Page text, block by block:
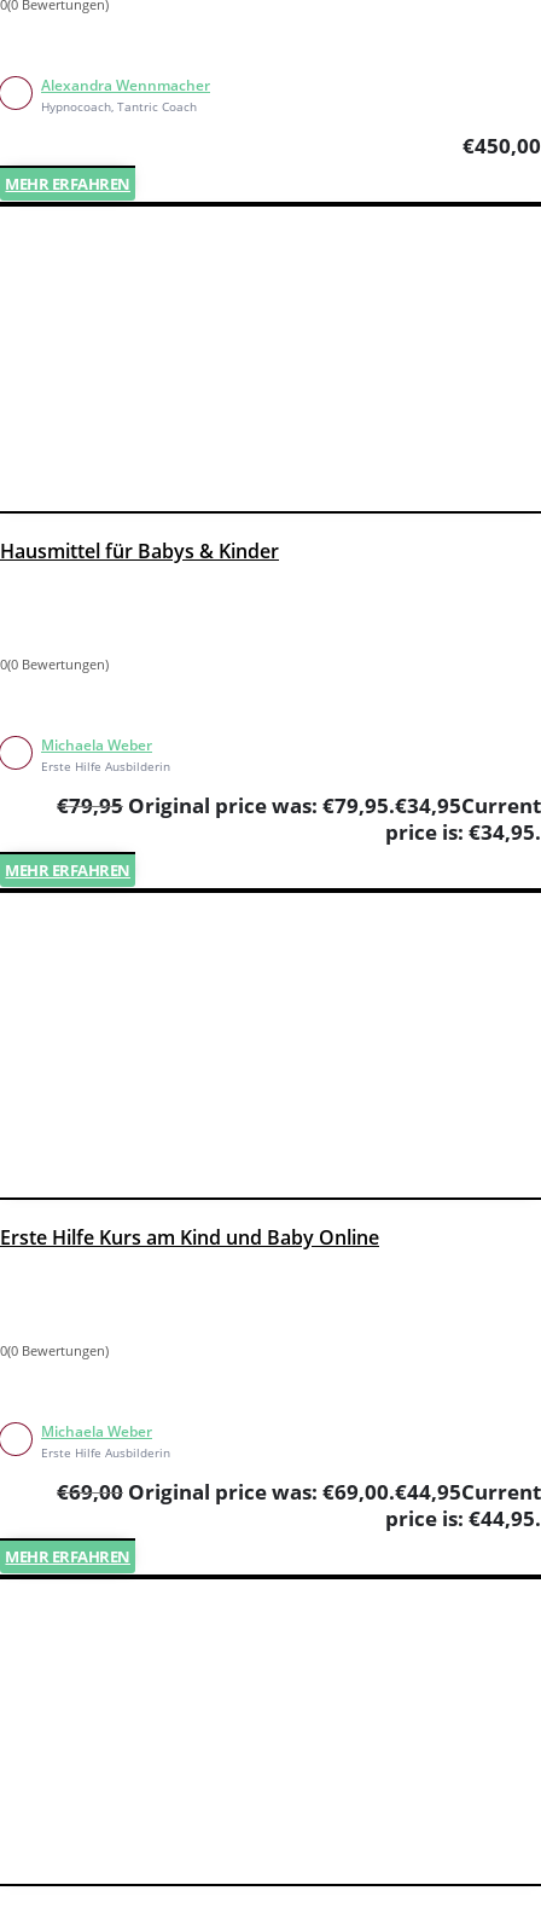
0(0 Bewertungen)
Alexandra Wennmacher
Hypnocoach, Tantric Coach
€450,00
MEHR ERFAHREN
Hausmittel für Babys & Kinder
0(0 Bewertungen)
Michaela Weber
Erste Hilfe Ausbilderin
€79,95 Original price was: €79,95.€34,95Current
price is: €34,95.
MEHR ERFAHREN
Erste Hilfe Kurs am Kind und Baby Online
0(0 Bewertungen)
Michaela Weber
Erste Hilfe Ausbilderin
€69,00 Original price was: €69,00.€44,95Current
price is: €44,95.
MEHR ERFAHREN